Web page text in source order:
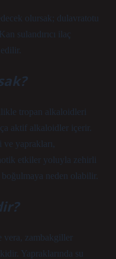
olursak; dulavratotu
sulandırıcı ilaç
tropan alkaloidleri
aktif alkaloidler içerir.
yaprakları,
etkiler yoluyla zehirli
neden olabilir.
zambakgiller
Yapraklarında su